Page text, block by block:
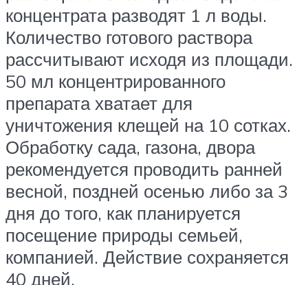
концентрата разводят 1 л воды.
Количество готового раствора
рассчитывают исходя из площади.
50 мл концентрированного
препарата хватает для
уничтожения клещей на 10 сотках.
Обработку сада, газона, двора
рекомендуется проводить ранней
весной, поздней осенью либо за 3
дня до того, как планируется
посещение природы семьей,
компанией. Действие сохраняется
40 дней.